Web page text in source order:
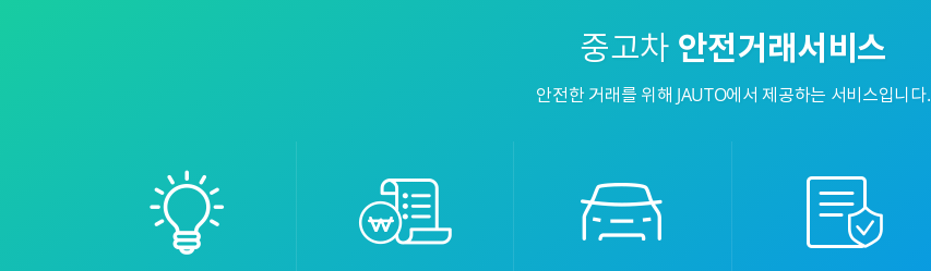
중고차 안전거래서비스
안전한 거래를 위해 JAUTO에서 제공하는 서비스입니다.